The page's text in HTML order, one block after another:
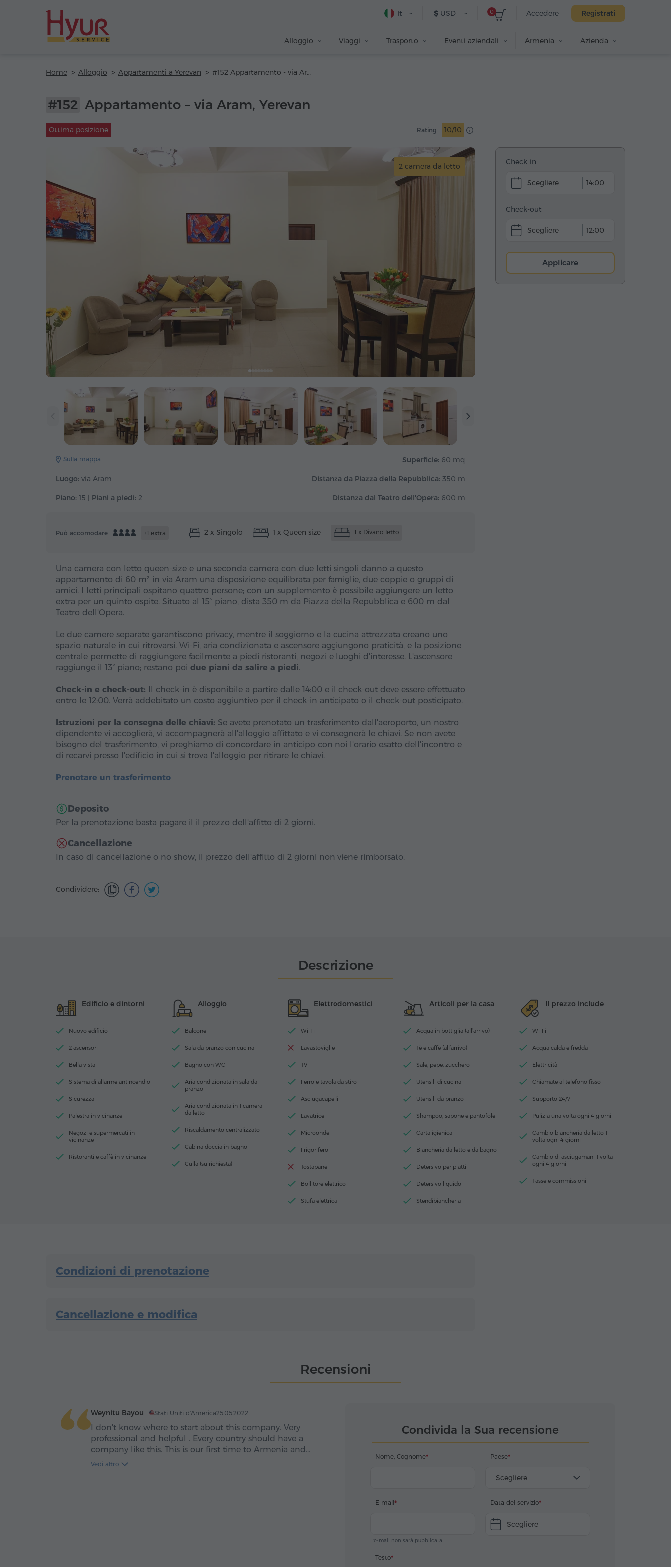
Accedere Registrati
0
$ USD
It
Alloggio Viaggi Trasporto Eventi aziendali Armenia Azienda
Home Alloggio Appartamenti a Yerevan #152 Appartamento - via Aram
#152 Appartamento – via Aram, Yerevan
Ottima posizione Rating 10/10
2 camera da letto
Sulla mappa Superficie: 60 mq
Luogo: via Aram Distanza da Piazza della Repubblica: 350 m
Piano: 15 | Piani a piedi: 2 Distanza dal Teatro dell'Opera: 600 m
Può accomodare +1 extra 2 x Singolo 1 x Queen size 1 x Divano letto
Una camera con letto queen-size e una seconda camera con due letti singoli danno a questo
appartamento di 60 m² in via Aram una disposizione equilibrata per famiglie, due coppie o gruppi di
amici. I letti principali ospitano quattro persone; con un supplemento è possibile aggiungere un letto
extra per un quinto ospite. Situato al 15° piano, dista 350 m da Piazza della Repubblica e 600 m dal
Teatro dell'Opera.
Le due camere separate garantiscono privacy, mentre il soggiorno e la cucina attrezzata creano uno
spazio naturale in cui ritrovarsi. Wi-Fi, aria condizionata e ascensore aggiungono praticità, e la posizione
centrale permette di raggiungere facilmente a piedi ristoranti, negozi e luoghi d'interesse. L'ascensore
raggiunge il 13° piano; restano poi due piani da salire a piedi.
Check-in e check-out: Il check-in è disponibile a partire dalle 14:00 e il check-out deve essere effettuato
entro le 12:00. Verrà addebitato un costo aggiuntivo per il check-in anticipato o il check-out posticipato.
Istruzioni per la consegna delle chiavi: Se avete prenotato un trasferimento dall'aeroporto, un nostro
dipendente vi accoglierà, vi accompagnerà all'alloggio affittato e vi consegnerà le chiavi. Se non avete
bisogno del trasferimento, vi preghiamo di concordare in anticipo con noi l'orario esatto dell'incontro e
di recarvi presso l'edificio in cui si trova l'alloggio per ritirare le chiavi.
Prenotare un trasferimento
Deposito
Per la prenotazione basta pagare il il prezzo dell'affitto di 2 giorni.
Cancellazione
In caso di cancellazione o no show, il prezzo dell'affitto di 2 giorni non viene rimborsato.
Condividere:
Check-in
14:00
Check-out
12:00
Applicare
Descrizione
Edificio e dintorni
Nuovo edificio
2 ascensori
Bella vista
Sistema di allarme antincendio
Sicurezza
Palestra in vicinanze
Negozi e supermercati in
vicinanze
Ristoranti e caffè in vicinanze
Alloggio
Balcone
Sala da pranzo con cucina
Bagno con WC
Aria condizionata in sala da
pranzo
Aria condizionata in 1 camera
da letto
Riscaldamento centralizzato
Cabina doccia in bagno
Culla (su richiesta)
Elettrodomestici
Wi-Fi
Lavastoviglie
TV
Ferro e tavola da stiro
Asciugacapelli
Lavatrice
Microonde
Frigorifero
Tostapane
Bollitore elettrico
Stufa elettrica
Articoli per la casa
Acqua in bottiglia (all’arrivo)
Tè e caffè (all’arrivo)
Sale, pepe, zucchero
Utensili di cucina
Utensili da pranzo
Shampoo, sapone e pantofole
Carta igienica
Biancheria da letto e da bagno
Detersivo per piatti
Detersivo liquido
Stendibiancheria
Il prezzo include
Wi-Fi
Acqua calda e fredda
Elettricità
Chiamate al telefono fisso
Supporto 24/7
Pulizia una volta ogni 4 giorni
Cambio biancheria da letto 1
volta ogni 4 giorni
Cambio di asciugamani 1 volta
ogni 4 giorni
Tasse e commissioni
Condizioni di prenotazione
Cancellazione e modifica
Recensioni
Weynitu Bayou Stati Uniti d'America25.05.2022
I don't know where to start about this company. Very
professional and helpful . Every country should have a
company like this. This is our first time to Armenia and
they made our experience so smooth. Thank you so
Vedi altro
Condivida la Sua recensione
Nome, Cognome Paese
Scegliere
E-mail
L'e-mail non sarà pubblicata
Data del servizio
Scegliere
Testo